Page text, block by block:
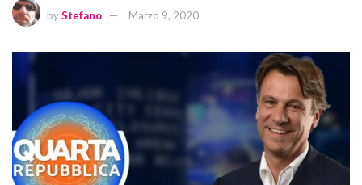
byStefano Marzo 9, 2020